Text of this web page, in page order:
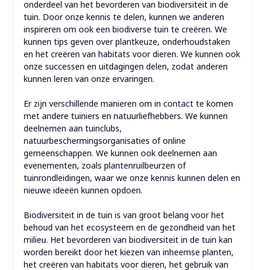
onderdeel van het bevorderen van biodiversiteit in de
tuin. Door onze kennis te delen, kunnen we anderen
inspireren om ook een biodiverse tuin te creëren. We
kunnen tips geven over plantkeuze, onderhoudstaken
en het creëren van habitats voor dieren. We kunnen ook
onze successen en uitdagingen delen, zodat anderen
kunnen leren van onze ervaringen.
Er zijn verschillende manieren om in contact te komen
met andere tuiniers en natuurliefhebbers. We kunnen
deelnemen aan tuinclubs,
natuurbeschermingsorganisaties of online
gemeenschappen. We kunnen ook deelnemen aan
evenementen, zoals plantenruilbeurzen of
tuinrondleidingen, waar we onze kennis kunnen delen en
nieuwe ideeën kunnen opdoen.
Biodiversiteit in de tuin is van groot belang voor het
behoud van het ecosysteem en de gezondheid van het
milieu. Het bevorderen van biodiversiteit in de tuin kan
worden bereikt door het kiezen van inheemse planten,
het creëren van habitats voor dieren, het gebruik van